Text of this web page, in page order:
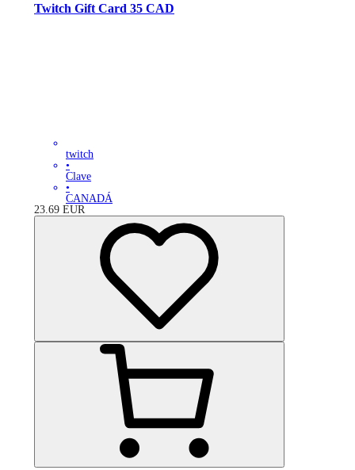
Twitch Gift Card 35 CAD
twitch
•
Clave
•
CANADÁ
23.69 EUR